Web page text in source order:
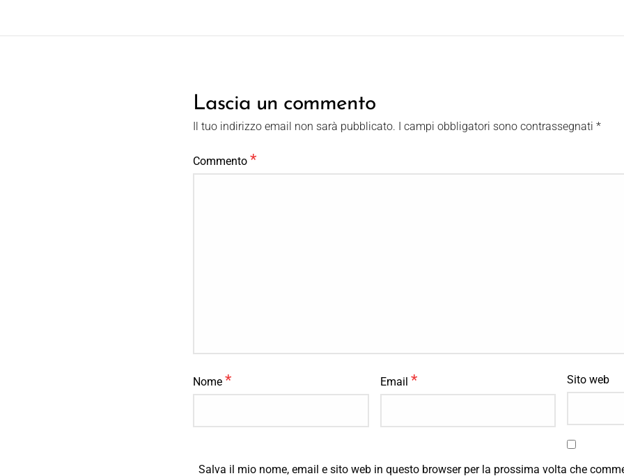
Lascia un commento
Il tuo indirizzo email non sarà pubblicato. I campi obbligatori sono contrassegnati*
Commento*
Nome* Email * Sito web
Salva il mio nome, email e sito web in questo browser per la prossima volta che